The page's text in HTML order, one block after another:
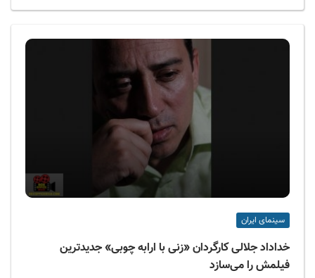
سینمای ایران
خداداد جلالی کارگردان «زنی با ارابه چوبی» جدیدترین
فیلمش را می‌سازد